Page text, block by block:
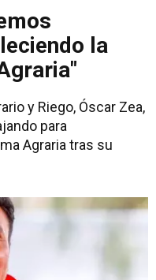
la
y Riego, Óscar Zea,
para
Agraria tras su